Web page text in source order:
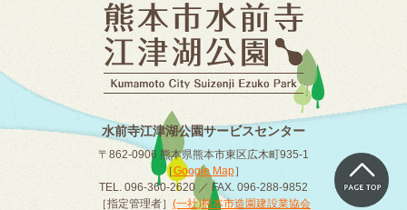
水前寺江津湖公園サービスセンター
〒862-0906 熊本県熊本市東区広木町935-1
［Google Map］
TEL. 096-360-2620 ／ FAX. 096-288-9852
［指定管理者］ (一社)熊本市造園建設業協会